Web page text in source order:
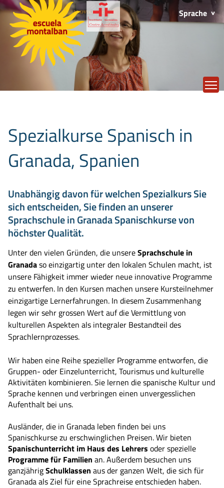
Sprache
Spezialkurse Spanisch in
Granada, Spanien
Unabhängig davon für welchen Spezialkurs Sie
sich entscheiden, Sie finden an unserer
Sprachschule in Granada Spanischkurse von
höchster Qualität.
Unter den vielen Gründen, die unsereSprachschule in
Granadaso einzigartig unter den lokalen Schulen macht, ist
unsere Fähigkeit immer wieder neue innovative Programme
zu entwerfen. In den Kursen machen unsere Kursteilnehmer
einzigartige Lernerfahrungen. In diesem Zusammenhang
legen wir sehr grossen Wert auf die Vermittlung von
kulturellen Aspekten als integraler Bestandteil des
Sprachlernprozesses.
Wir haben eine Reihe spezieller Programme entworfen, die
Gruppen- oder Einzelunterricht, Tourismus und kulturelle
Aktivitäten kombinieren. Sie lernen die spanische Kultur und
Sprache kennen und verbringen einen unvergesslichen
Aufenthalt bei uns.
Ausländer, die in Granada leben finden bei uns
Spanischkurse zu erschwinglichen Preisen. Wir bieten
Spanischunterricht im Haus des Lehrers oder spezielle
Programme für Familien an. Außerdem besuchen uns
ganzjährigSchulklassen aus der ganzen Welt, die sich für
Granada als Ziel für eine Sprachreise entschieden haben.